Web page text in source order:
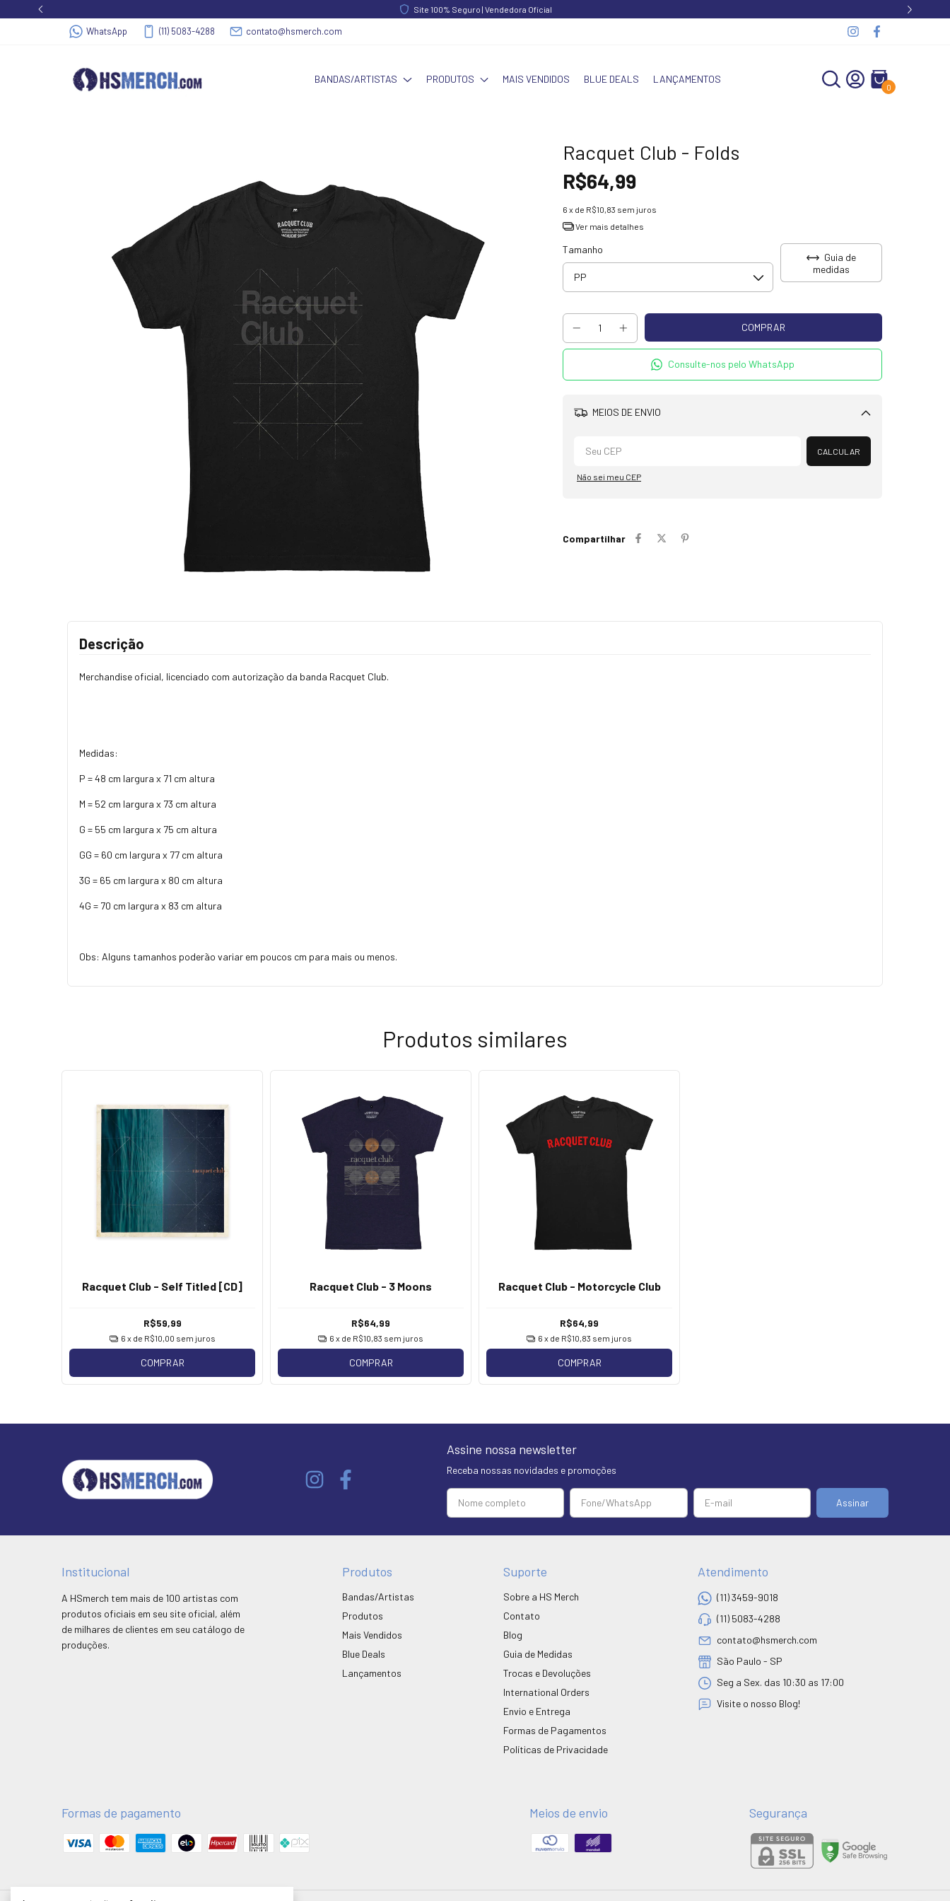
Site 100% Seguro | Vendedora Oficial
WhatsApp (11) 5083-4288 contato@hsmerch.com
BANDAS/ARTISTAS PRODUTOS MAIS VENDIDOS BLUE DEALS LANÇAMENTOS
0
Racquet Club - Folds
R$64,99
6 x de R$10,83 sem juros
Ver mais detalhes
Tamanho
Guia de
medidas
Consulte-nos pelo WhatsApp
MEIOS DE ENVIO
Alterar CEP
CALCULAR
Não sei meu CEP
Compartilhar
Descrição
Merchandise oficial, licenciado com autorização da banda Racquet Club.
Medidas:
P = 48 cm largura x 71 cm altura
M = 52 cm largura x 73 cm altura
G = 55 cm largura x 75 cm altura
GG = 60 cm largura x 77 cm altura
3G = 65 cm largura x 80 cm altura
4G = 70 cm largura x 83 cm altura
Obs: Alguns tamanhos poderão variar em poucos cm para mais ou menos.
Produtos similares
Racquet Club - Self Titled [CD]
R$59,99
6 x de R$10,00 sem juros
COMPRAR
Racquet Club - 3 Moons
R$64,99
6 x de R$10,83 sem juros
COMPRAR
Racquet Club - Motorcycle Club
R$64,99
6 x de R$10,83 sem juros
COMPRAR
Assine nossa newsletter
Receba nossas novidades e promoções
Institucional
A HSmerch tem mais de 100 artistas com
produtos oficiais em seu site oficial, além
de milhares de clientes em seu catálogo de
produções.
Produtos
Bandas/Artistas
Produtos
Mais Vendidos
Blue Deals
Lançamentos
Suporte
Sobre a HS Merch
Contato
Blog
Guia de Medidas
Trocas e Devoluções
International Orders
Envio e Entrega
Formas de Pagamentos
Políticas de Privacidade
Atendimento
(11) 3459-9018
(11) 5083-4288
contato@hsmerch.com
São Paulo - SP
Seg a Sex. das 10:30 as 17:00
Visite o nosso Blog!
Formas de pagamento Meios de envio Segurança